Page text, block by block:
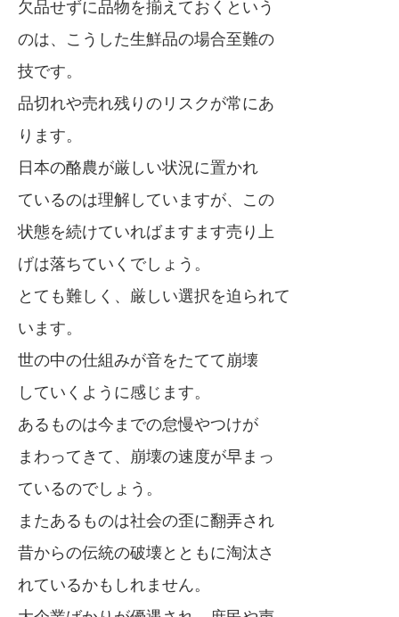
欠品せずに品物を揃えておくという
のは、こうした生鮮品の場合至難の
技です。
品切れや売れ残りのリスクが常にあ
ります。
日本の酪農が厳しい状況に置かれ
ているのは理解していますが、この
状態を続けていればますます売り上
げは落ちていくでしょう。
とても難しく、厳しい選択を迫られて
います。
世の中の仕組みが音をたてて崩壊
していくように感じます。
あるものは今までの怠慢やつけが
まわってきて、崩壊の速度が早まっ
ているのでしょう。
またあるものは社会の歪に翻弄され
昔からの伝統の破壊とともに淘汰さ
れているかもしれません。